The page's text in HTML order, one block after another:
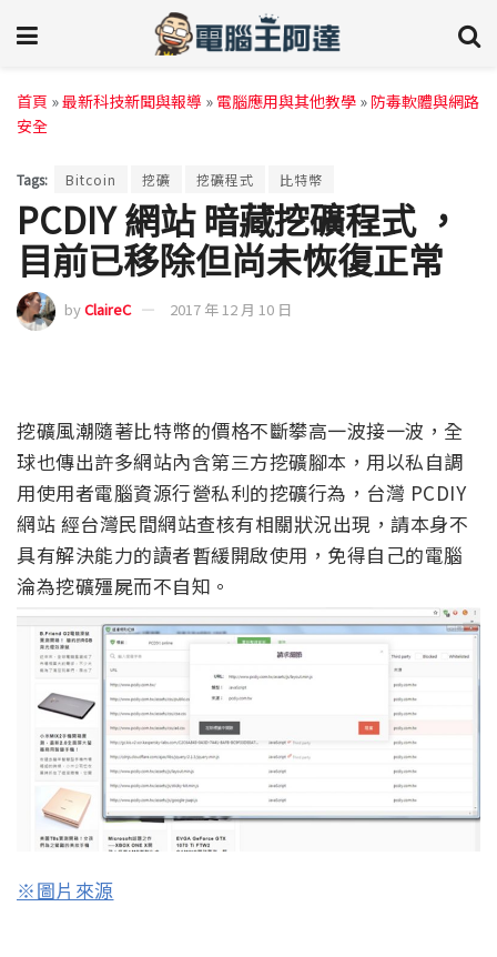
首頁 »最新科技新聞與報導 » 電腦應用與其他教學 » 防毒軟體與網路
安全
Tags: Bitcoin 挖礦 挖礦程式 比特幣
PCDIY 網站 暗藏挖礦程式 ，
目前已移除但尚未恢復正常
byClaireC 2017 年 12 月 10 日
挖礦風潮隨著比特幣的價格不斷攀高一波接一波，全
球也傳出許多網站內含第三方挖礦腳本，用以私自調
用使用者電腦資源行營私利的挖礦行為，台灣 PCDIY
網站 經台灣民間網站查核有相關狀況出現，請本身不
具有解決能力的讀者暫緩開啟使用，免得自己的電腦
淪為挖礦殭屍而不自知。
※圖片來源